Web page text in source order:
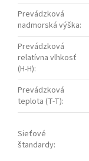
Prevádzková
nadmorská výška:
Prevádzková
relatívna vlhkosť
(H-H):
Prevádzková
teplota (T-T):
Sieťové
štandardy: